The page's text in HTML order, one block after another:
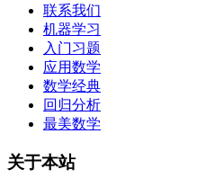
联系我们
机器学习
入门习题
应用数学
数学经典
回归分析
最美数学
关于本站